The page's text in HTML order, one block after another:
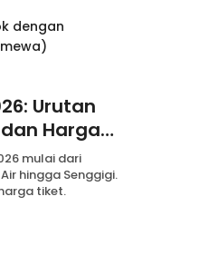
Urutan
Harga
mulai dari
hingga Senggigi.
tiket.